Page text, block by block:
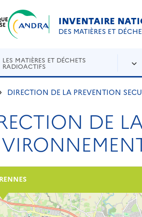
INVENTAIRE
DES MATIÈRES ET
LES MATIÈRES ET DÉCHETS
RADIOACTIFS
DIRECTION DE LA PREVENTION
DE
RENNES